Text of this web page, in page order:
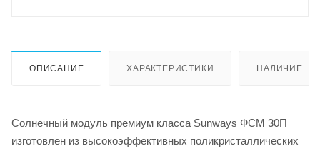
ОПИСАНИЕ ХАРАКТЕРИСТИКИ НАЛИЧИЕ
Солнечный модуль премиум класса Sunways ФСМ 30П
изготовлен из высокоэффективных поликристаллических